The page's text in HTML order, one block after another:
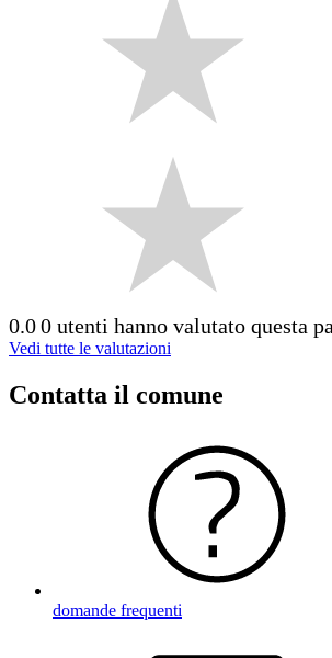
0.00 utenti hanno valutato questa
Vedi tutte le valutazioni
Contatta il comune
domande frequenti